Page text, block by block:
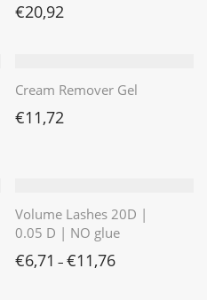
€20,92
Cream Remover Gel
€11,72
Volume Lashes 20D |
0.05 D | NO glue
€6,71 – €11,76